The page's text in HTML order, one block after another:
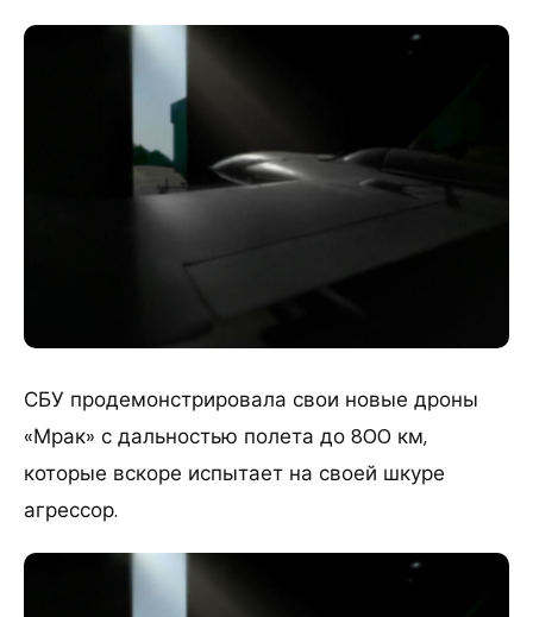
СБУ продемонстрировала свои новые дроны
«Мрак» с дальностью полета до 800 км,
которые вскоре испытает на своей шкуре
агрессор.